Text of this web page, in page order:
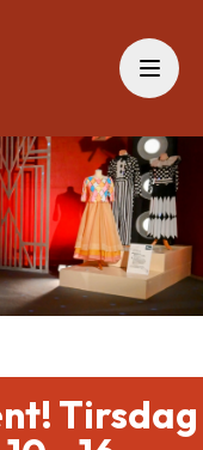
Tirsdag